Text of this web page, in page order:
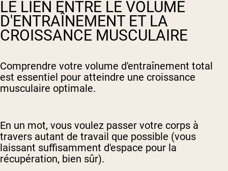
LE LIEN ENTRE LE VOLUME
D'ENTRAÎNEMENT ET LA
CROISSANCE MUSCULAIRE
Comprendre votre volume d'entraînement total
est essentiel pour atteindre une croissance
musculaire optimale.
En un mot, vous voulez passer votre corps à
travers autant de travail que possible (vous
laissant suffisamment d'espace pour la
récupération, bien sûr).